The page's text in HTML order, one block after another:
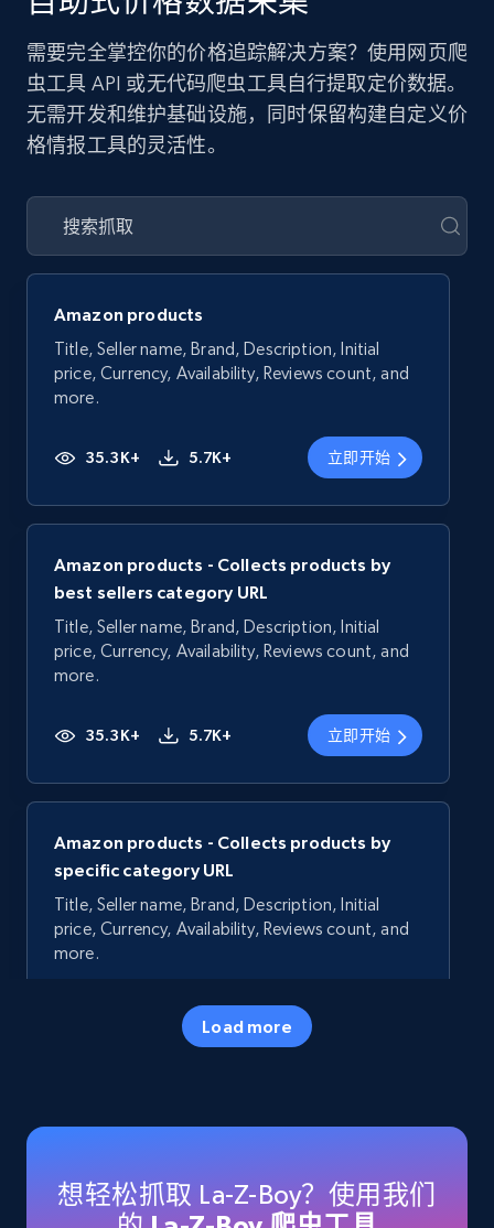
需要完全掌控你的价格追踪解决方案？使用网页爬
虫工具 API 或无代码爬虫工具自行提取定价数据。
无需开发和维护基础设施，同时保留构建自定义价
格情报工具的灵活性。
Amazon products
Title, Seller name, Brand, Description, Initial
price, Currency, Availability, Reviews count, and
more.
35.3K+ 5.7K+ 立即开始
Amazon products - Collects products by
best sellers category URL
Title, Seller name, Brand, Description, Initial
price, Currency, Availability, Reviews count, and
more.
35.3K+ 5.7K+ 立即开始
Amazon products - Collects products by
specific category URL
Title, Seller name, Brand, Description, Initial
price, Currency, Availability, Reviews count, and
more.
5.7K+
Title, Seller name, Brand, Description, Initial
price, Currency, Availability, Reviews count, and
Load more
想轻松抓取 La-Z-Boy？使用我们